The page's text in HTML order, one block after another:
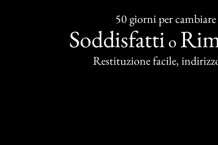
50 giorni per cambiare
Soddisfatti o
Restituzione facile,